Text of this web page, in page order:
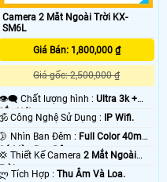
Camera 2 Mắt Ngoài Trời KX-
SM6L
Giá Bán: 1,800,000 ₫
Giá gốc: 2,500,000 ₫
👁️‍🗨 Chất lượng hình :Ultra 3k +
Sắc Nét .
🕉️ Công Nghệ Sử Dụng :
IP Wifi.
🌛 Nhìn Ban Đêm : Full Color 40m
Có Màu Ban Ðêm.
💢 Thiết Kế Camera2 Mắt Ngoài
Trời.
️ლ Tích Hợp :Thu Âm Và Loa.